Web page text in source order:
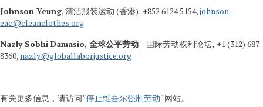
Johnson Yeung, 清洁服装运动 (香港): +852 6124 5154,johnson-
eac@cleanclothes.org
Nazly Sobhi Damasio, 全球公平劳动– 国际劳动权利论坛, +1 (312) 687-
8360, nazly@globallaborjustice.org
有关更多信息，请访问”停止维吾尔强制劳动“网站。